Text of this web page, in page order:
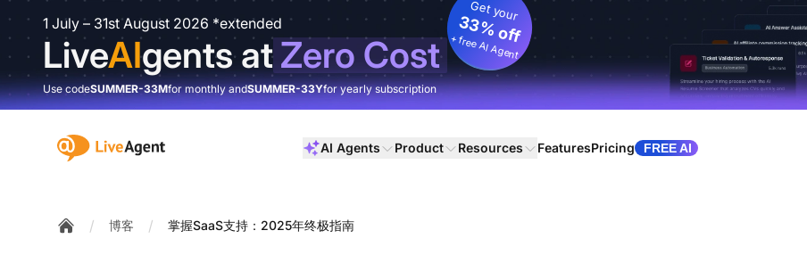
1 July – 31st August 2026 *extended
LiveAIgents atZero Cost
Get your
33% off
+ free AI Agent
Use codeSUMMER-33Mfor monthly andSUMMER-33Yfor yearly subscription
:site.title AI Agents Product Resources FeaturesPricing FREE AI
/ 博客 / 掌握SaaS支持：2025年终极指南